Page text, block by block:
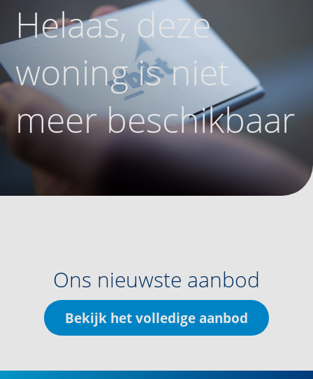
Helaas, deze
woning is niet
meer beschikbaar
Ons nieuwste aanbod
Bekijk het volledige aanbod